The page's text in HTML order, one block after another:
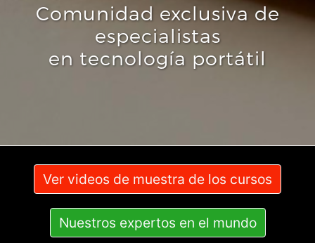
Comunidad exclusiva de
especialistas
en tecnología portátil
Ver videos de muestra de los cursos
Nuestros expertos en el mundo